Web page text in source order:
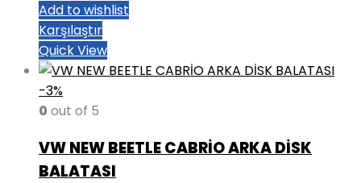
Add to wishlist
Karşılaştır
Quick View
-3%
0 out of 5
VW NEW BEETLE CABRİO ARKA DİSK
BALATASI